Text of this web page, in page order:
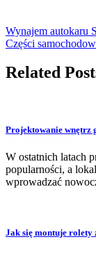
Wynajem autokaru
Części
Related
Projektowanie wnętrz
W ostatnich latach
popularności, a
wprowadzać
Jak się montuje rolety